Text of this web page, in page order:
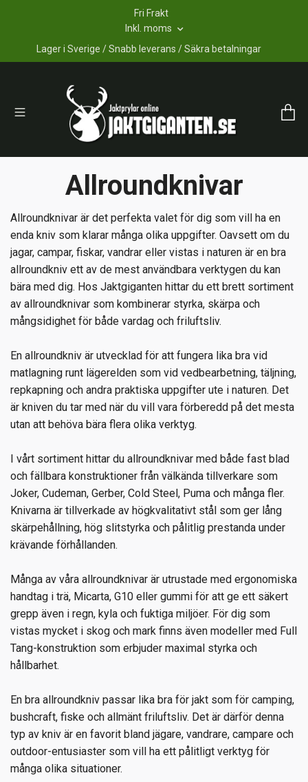
Fri Frakt
Inkl. moms
Lager i Sverige / Snabb leverans / Säkra betalningar
Allroundknivar
Allroundknivar är det perfekta valet för dig som vill ha en
enda kniv som klarar många olika uppgifter. Oavsett om du
jagar, campar, fiskar, vandrar eller vistas i naturen är en bra
allroundkniv ett av de mest användbara verktygen du kan
bära med dig. Hos Jaktgiganten hittar du ett brett sortiment
av allroundknivar som kombinerar styrka, skärpa och
mångsidighet för både vardag och friluftsliv.
En allroundkniv är utvecklad för att fungera lika bra vid
matlagning runt lägerelden som vid vedbearbetning, täljning,
repkapning och andra praktiska uppgifter ute i naturen. Det
är kniven du tar med när du vill vara förberedd på det mesta
utan att behöva bära flera olika verktyg.
I vårt sortiment hittar du allroundknivar med både fast blad
och fällbara konstruktioner från välkända tillverkare som
Joker, Cudeman, Gerber, Cold Steel, Puma och många fler.
Knivarna är tillverkade av högkvalitativt stål som ger lång
skärpehållning, hög slitstyrka och pålitlig prestanda under
krävande förhållanden.
Många av våra allroundknivar är utrustade med ergonomiska
handtag i trä, Micarta, G10 eller gummi för att ge ett säkert
grepp även i regn, kyla och fuktiga miljöer. För dig som
vistas mycket i skog och mark finns även modeller med Full
Tang-konstruktion som erbjuder maximal styrka och
hållbarhet.
En bra allroundkniv passar lika bra för jakt som för camping,
bushcraft, fiske och allmänt friluftsliv. Det är därför denna
typ av kniv är en favorit bland jägare, vandrare, campare och
outdoor-entusiaster som vill ha ett pålitligt verktyg för
många olika situationer.